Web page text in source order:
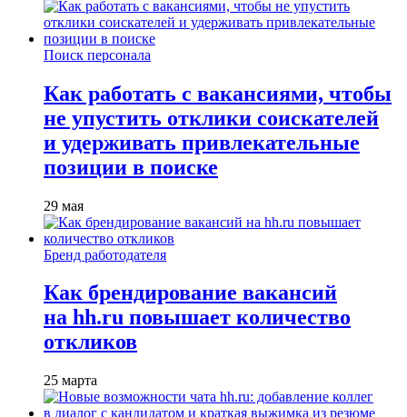
Поиск персонала
Как работать с вакансиями, чтобы
не упустить отклики соискателей
и удерживать привлекательные
позиции в поиске
29 мая
Бренд работодателя
Как брендирование вакансий
на hh.ru повышает количество
откликов
25 марта